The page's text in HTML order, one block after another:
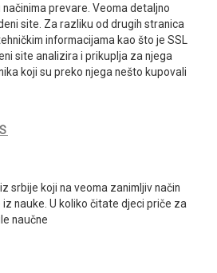
prevare. Veoma detaljno
site. Za razliku od drugih stranica
informacijama kao što je SSL
site analizira i prikuplja za njega
koji su preko njega nešto kupovali
srbije koji na veoma zanimljiv način
nauke. U koliko čitate djeci priče za
naučne